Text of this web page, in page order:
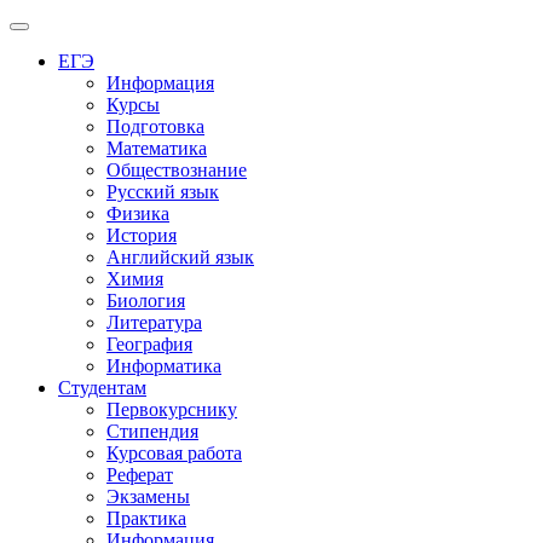
Меню
ЕГЭ
Информация
Курсы
Подготовка
Математика
Обществознание
Русский язык
Физика
История
Английский язык
Химия
Биология
Литература
География
Информатика
Студентам
Первокурснику
Стипендия
Курсовая работа
Реферат
Экзамены
Практика